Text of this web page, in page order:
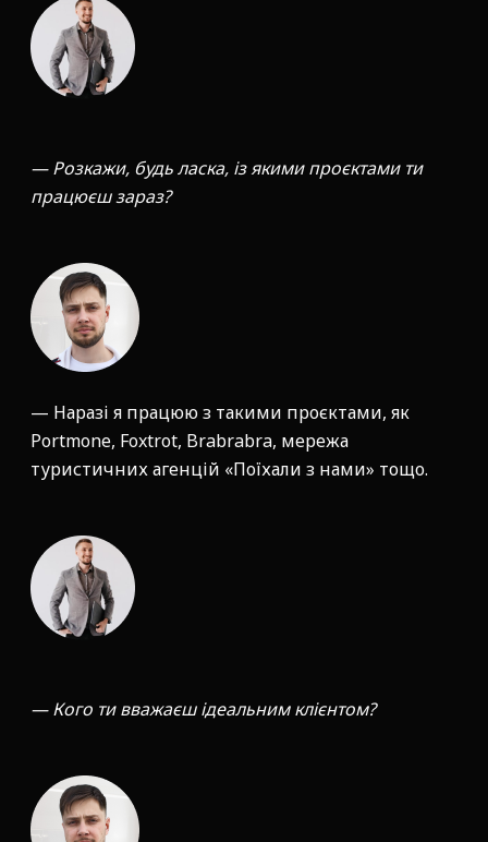
— Розкажи, будь ласка, із якими проєктами ти
працюєш зараз?
— Наразі я працюю з такими проєктами, як
Portmone, Foxtrot, Brabrabra, мережа
туристичних агенцій «Поїхали з нами» тощо.
— Кого ти вважаєш ідеальним клієнтом?